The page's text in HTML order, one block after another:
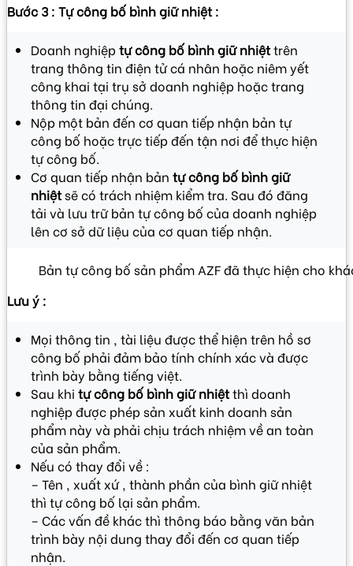
Bước 3 : Tự công bố bình giữ nhiệt :
Doanh nghiệptự công bố bình giữ nhiệttrên
trang thông tin điện tử cá nhân hoặc niêm yết
công khai tại trụ sở doanh nghiệp hoặc trang
thông tin đại chúng.
Nộp một bản đến cơ quan tiếp nhận bản tự
công bố hoặc trực tiếp đến tận nơi để thực hiện
tự công bố.
Cơ quan tiếp nhận bản tự công bố bình giữ
nhiệtsẽ có trách nhiệm kiểm tra. Sau đó đăng
tải và lưu trữ bản tự công bố của doanh nghiệp
lên cơ sở dữ liệu của cơ quan tiếp nhận.
Bản tự công bố sản phẩm AZF đã thực hiện cho
Lưu ý :
Mọi thông tin , tài liệu được thể hiện trên hồ sơ
công bố phải đảm bảo tính chính xác và được
trình bày bằng tiếng việt.
Sau khi tự công bố bình giữ nhiệtthì doanh
nghiệp được phép sản xuất kinh doanh sản
phẩm này và phải chịu trách nhiệm về an toàn
của sản phẩm.
Nếu có thay đổi về :
– Tên , xuất xứ , thành phần của bình giữ nhiệt
thì tự công bố lại sản phẩm.
– Các vấn đề khác thì thông báo bằng văn bản
trình bày nội dung thay đổi đến cơ quan tiếp
nhận.